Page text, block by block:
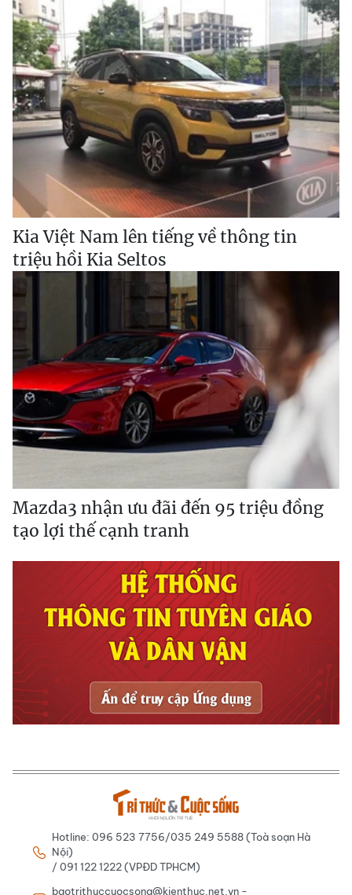
Kia Việt Nam lên tiếng về thông tin
triệu hồi Kia Seltos
Mazda3 nhận ưu đãi đến 95 triệu đồng
tạo lợi thế cạnh tranh
Hotline: 096 523 7756/035 249 5588 (Toà soạn Hà
Nội)
/ 091 122 1222 (VPĐD TPHCM)
baotrithuccuocsong@kienthuc.net.vn -